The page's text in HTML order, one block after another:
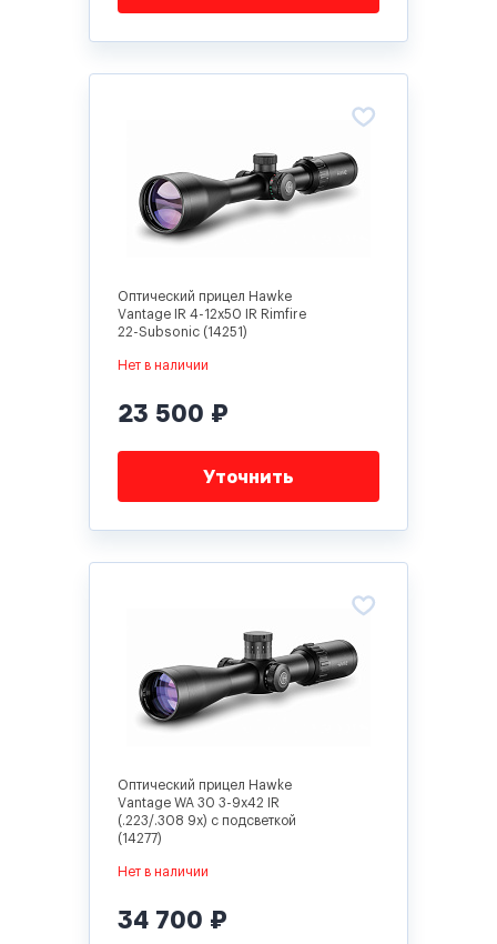
Оптический прицел Hawke
Vantage IR 4-12x50 IR Rimfire
22-Subsonic (14251)
Нет в наличии
23 500 ₽
Уточнить
Оптический прицел Hawke
Vantage WA 30 3-9x42 IR
(.223/.308 9x) с подсветкой
(14277)
Нет в наличии
34 700 ₽